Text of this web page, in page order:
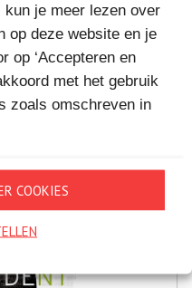
kun je meer lezen over
op deze website en je
op ‘Accepteren en
met het gebruik
zoals omschreven in
COOKIES
VAN